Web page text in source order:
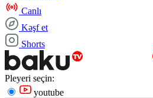
Canlı
Kəşf et
Shorts
Pleyeri seçin:
youtube